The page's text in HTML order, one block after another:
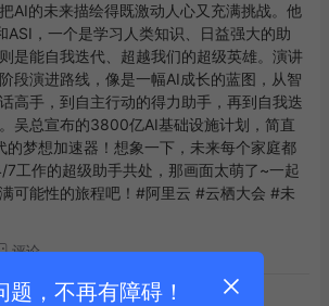
AI的未来描绘得既激动人心又充满挑战。他
ASI，一个是学习人类知识、日益强大的助
是能自我迭代、超越我们的超级英雄。演讲
段演进路线，像是一幅AI成长的蓝图，从智
高手，到自主行动的得力助手，再到自我迭
吴总宣布的3800亿AI基础设施计划，简直
的梦想加速器！想象一下，未来每个家庭都
7工作的超级助手共处，那画面太萌了~一起
可能性的旅程吧！#阿里云 #云栖大会 #未
评论
题，不再有障碍！